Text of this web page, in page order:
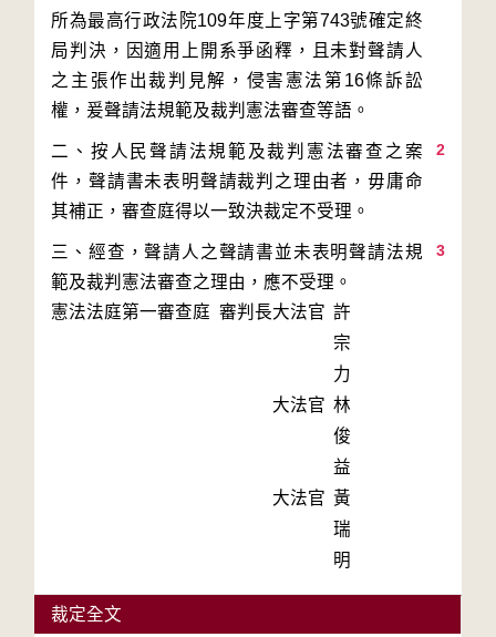
所為最高行政法院109年度上字第743號確定終
局判決，因適用上開系爭函釋，且未對聲請人
之主張作出裁判見解，侵害憲法第16條訴訟
2
二、按人民聲請法規範及裁判憲法審查之案
件，聲請書未表明聲請裁判之理由者，毋庸命
3
三、經查，聲請人之聲請書並未表明聲請法規
範及裁判憲法審查之理由，應不受理。
憲法法庭第一審查庭 審判長大法官 許
宗
力
大法官 林
俊
益
大法官 黃
瑞
明
裁定全文